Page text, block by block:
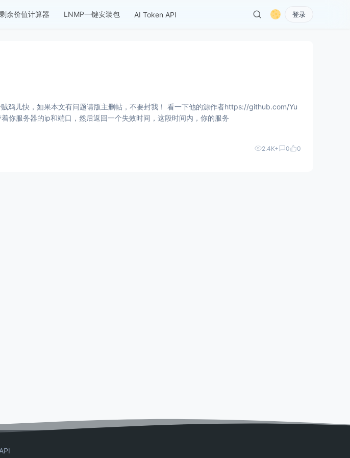
剩余价值计算器 LNMP一键安装包 AI Token API 登录
鸡儿快，如果本文有问题请版主删帖，不要封我！ 看一下他的源作者https://github.com/Yu
服务器的ip和端口，然后返回一个失效时间，这段时间内，你的服务
2.4K+ 0 0